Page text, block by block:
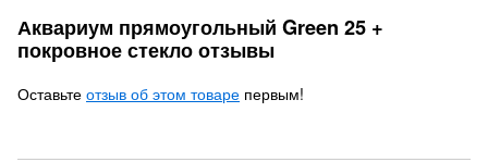
Аквариум прямоугольный Green 25 +
покровное стекло отзывы
Оставьте отзыв об этом товаре первым!